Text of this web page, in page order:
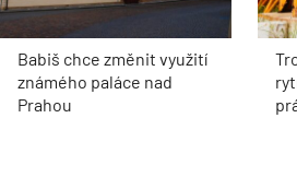
Babiš chce změnit využití
známého paláce nad
Prahou